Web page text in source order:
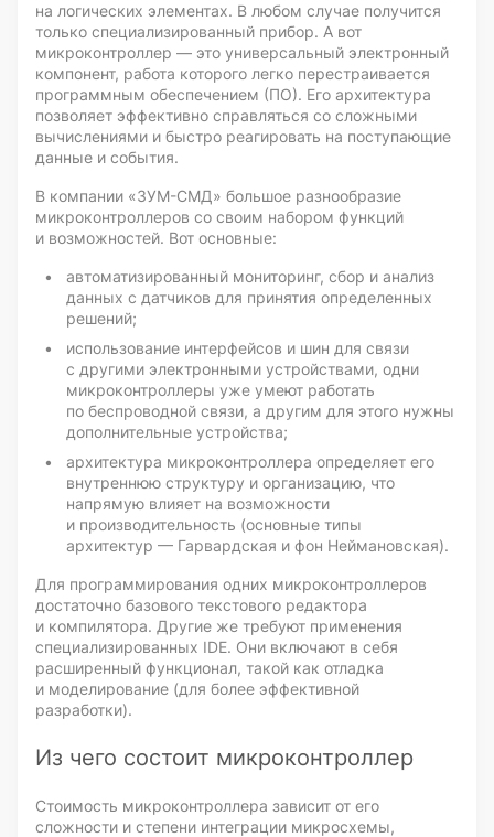
на логических элементах. В любом случае получится
только специализированный прибор. А вот
микроконтроллер — это универсальный электронный
компонент, работа которого легко перестраивается
программным обеспечением (ПО). Его архитектура
позволяет эффективно справляться со сложными
вычислениями и быстро реагировать на поступающие
данные и события.
В компании «ЗУМ-СМД» большое разнообразие
микроконтроллеров со своим набором функций
и возможностей. Вот основные:
автоматизированный мониторинг, сбор и анализ
данных с датчиков для принятия определенных
решений;
использование интерфейсов и шин для связи
с другими электронными устройствами, одни
микроконтроллеры уже умеют работать
по беспроводной связи, а другим для этого нужны
дополнительные устройства;
архитектура микроконтроллера определяет его
внутреннюю структуру и организацию, что
напрямую влияет на возможности
и производительность (основные типы
архитектур — Гарвардская и фон Неймановская).
Для программирования одних микроконтроллеров
достаточно базового текстового редактора
и компилятора. Другие же требуют применения
специализированных IDE. Они включают в себя
расширенный функционал, такой как отладка
и моделирование (для более эффективной
разработки).
Из чего состоит микроконтроллер
Стоимость микроконтроллера зависит от его
сложности и степени интеграции микросхемы,